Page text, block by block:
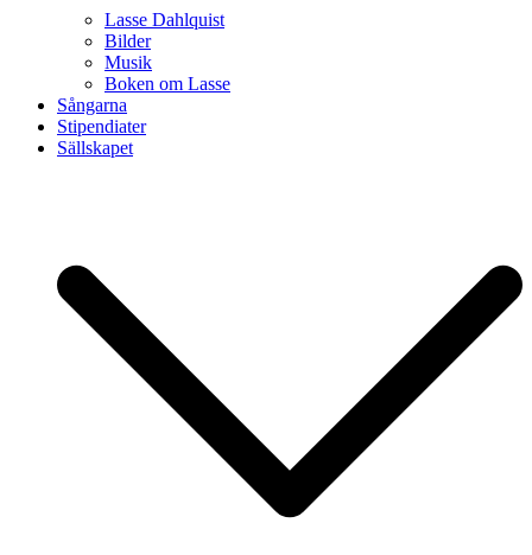
Lasse Dahlquist
Bilder
Musik
Boken om Lasse
Sångarna
Stipendiater
Sällskapet